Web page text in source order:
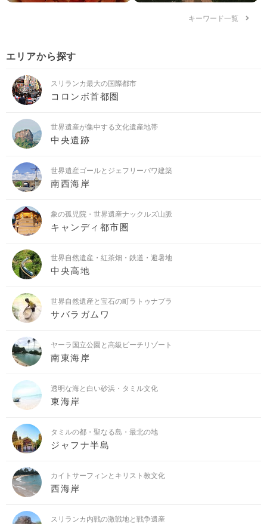
キーワード一覧
エリアから探す
スリランカ最大の国際都市
コロンボ首都圏
世界遺産が集中する文化遺産地帯
中央遺跡
世界遺産ゴールとジェフリーバワ建築
南西海岸
象の孤児院・世界遺産ナックルズ山脈
キャンディ都市圏
世界自然遺産・紅茶畑・鉄道・避暑地
中央高地
世界自然遺産と宝石の町ラトゥナプラ
サバラガムワ
ヤーラ国立公園と高級ビーチリゾート
南東海岸
透明な海と白い砂浜・タミル文化
東海岸
タミルの都・聖なる島・最北の地
ジャフナ半島
カイトサーフィンとキリスト教文化
西海岸
スリランカ内戦の激戦地と戦争遺産